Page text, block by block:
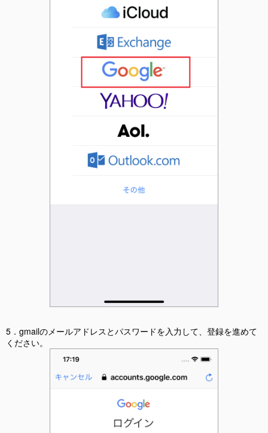
5．gmailのメールアドレスとパスワードを入力して、登録を進めて
ください。